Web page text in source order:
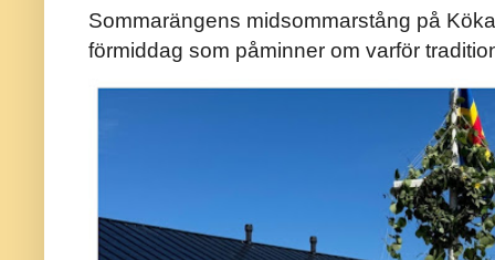
Sommarängens midsommarstång på
förmiddag som påminner om varför